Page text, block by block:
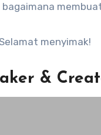
menyimak!
&